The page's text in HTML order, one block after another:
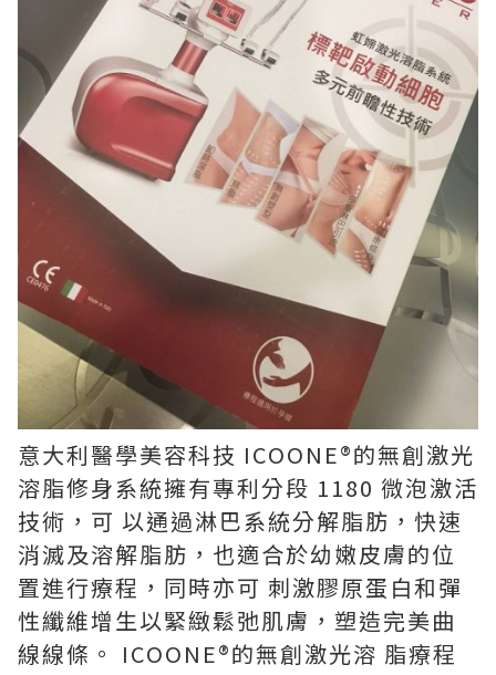
意大利醫學美容科技 ICOONE®的無創激光
溶脂修身系統擁有專利分段 1180 微泡激活
技術，可 以通過淋巴系統分解脂肪，快速
消滅及溶解脂肪，也適合於幼嫩皮膚的位
置進行療程，同時亦可 刺激膠原蛋白和彈
性纖維增生以緊緻鬆弛肌膚，塑造完美曲
線線條。 ICOONE®的無創激光溶 脂療程